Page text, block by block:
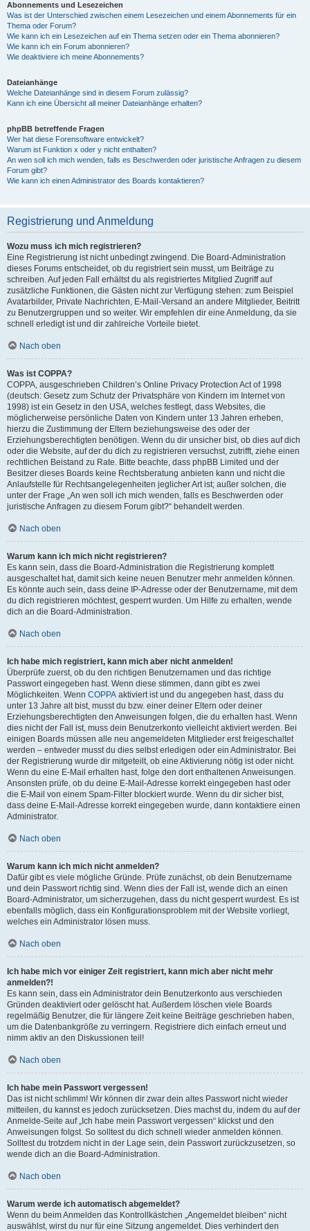
Abonnements und Lesezeichen
Was ist der Unterschied zwischen einem Lesezeichen und einem Abonnements für ein
Thema oder Forum?
Wie kann ich ein Lesezeichen auf ein Thema setzen oder ein Thema abonnieren?
Wie kann ich ein Forum abonnieren?
Wie deaktiviere ich meine Abonnements?
Dateianhänge
Welche Dateianhänge sind in diesem Forum zulässig?
Kann ich eine Übersicht all meiner Dateianhänge erhalten?
phpBB betreffende Fragen
Wer hat diese Forensoftware entwickelt?
Warum ist Funktion x oder y nicht enthalten?
An wen soll ich mich wenden, falls es Beschwerden oder juristische Anfragen zu diesem
Forum gibt?
Wie kann ich einen Administrator des Boards kontaktieren?
Registrierung und Anmeldung
Wozu muss ich mich registrieren?
Eine Registrierung ist nicht unbedingt zwingend. Die Board-Administration
dieses Forums entscheidet, ob du registriert sein musst, um Beiträge zu
schreiben. Auf jeden Fall erhältst du als registriertes Mitglied Zugriff auf
zusätzliche Funktionen, die Gästen nicht zur Verfügung stehen: zum Beispiel
Avatarbilder, Private Nachrichten, E-Mail-Versand an andere Mitglieder, Beitritt
zu Benutzergruppen und so weiter. Wir empfehlen dir eine Anmeldung, da sie
schnell erledigt ist und dir zahlreiche Vorteile bietet.
Nach oben
Was ist COPPA?
COPPA, ausgeschrieben Children’s Online Privacy Protection Act of 1998
(deutsch: Gesetz zum Schutz der Privatsphäre von Kindern im Internet von
1998) ist ein Gesetz in den USA, welches festlegt, dass Websites, die
möglicherweise persönliche Daten von Kindern unter 13 Jahren erheben,
hierzu die Zustimmung der Eltern beziehungsweise des oder der
Erziehungsberechtigten benötigen. Wenn du dir unsicher bist, ob dies auf dich
oder die Website, auf der du dich zu registrieren versuchst, zutrifft, ziehe einen
rechtlichen Beistand zu Rate. Bitte beachte, dass phpBB Limited und der
Besitzer dieses Boards keine Rechtsberatung anbieten kann und nicht die
Anlaufstelle für Rechtsangelegenheiten jeglicher Art ist; außer solchen, die
unter der Frage „An wen soll ich mich wenden, falls es Beschwerden oder
juristische Anfragen zu diesem Forum gibt?“ behandelt werden.
Nach oben
Warum kann ich mich nicht registrieren?
Es kann sein, dass die Board-Administration die Registrierung komplett
ausgeschaltet hat, damit sich keine neuen Benutzer mehr anmelden können.
Es könnte auch sein, dass deine IP-Adresse oder der Benutzername, mit dem
du dich registrieren möchtest, gesperrt wurden. Um Hilfe zu erhalten, wende
dich an die Board-Administration.
Nach oben
Ich habe mich registriert, kann mich aber nicht anmelden!
Überprüfe zuerst, ob du den richtigen Benutzernamen und das richtige
Passwort eingegeben hast. Wenn diese stimmen, dann gibt es zwei
Möglichkeiten. Wenn COPPA aktiviert ist und du angegeben hast, dass du
unter 13 Jahre alt bist, musst du bzw. einer deiner Eltern oder deiner
Erziehungsberechtigten den Anweisungen folgen, die du erhalten hast. Wenn
dies nicht der Fall ist, muss dein Benutzerkonto vielleicht aktiviert werden. Bei
einigen Boards müssen alle neu angemeldeten Mitglieder erst freigeschaltet
werden – entweder musst du dies selbst erledigen oder ein Administrator. Bei
der Registrierung wurde dir mitgeteilt, ob eine Aktivierung nötig ist oder nicht.
Wenn du eine E-Mail erhalten hast, folge den dort enthaltenen Anweisungen.
Ansonsten prüfe, ob du deine E-Mail-Adresse korrekt eingegeben hast oder
die E-Mail von einem Spam-Filter blockiert wurde. Wenn du dir sicher bist,
dass deine E-Mail-Adresse korrekt eingegeben wurde, dann kontaktiere einen
Administrator.
Nach oben
Warum kann ich mich nicht anmelden?
Dafür gibt es viele mögliche Gründe. Prüfe zunächst, ob dein Benutzername
und dein Passwort richtig sind. Wenn dies der Fall ist, wende dich an einen
Board-Administrator, um sicherzugehen, dass du nicht gesperrt wurdest. Es ist
ebenfalls möglich, dass ein Konfigurationsproblem mit der Website vorliegt,
welches ein Administrator lösen muss.
Nach oben
Ich habe mich vor einiger Zeit registriert, kann mich aber nicht mehr
anmelden?!
Es kann sein, dass ein Administrator dein Benutzerkonto aus verschieden
Gründen deaktiviert oder gelöscht hat. Außerdem löschen viele Boards
regelmäßig Benutzer, die für längere Zeit keine Beiträge geschrieben haben,
um die Datenbankgröße zu verringern. Registriere dich einfach erneut und
nimm aktiv an den Diskussionen teil!
Nach oben
Ich habe mein Passwort vergessen!
Das ist nicht schlimm! Wir können dir zwar dein altes Passwort nicht wieder
mitteilen, du kannst es jedoch zurücksetzen. Dies machst du, indem du auf der
Anmelde-Seite auf „Ich habe mein Passwort vergessen“ klickst und den
Anweisungen folgst. So solltest du dich schnell wieder anmelden können.
Solltest du trotzdem nicht in der Lage sein, dein Passwort zurückzusetzen, so
wende dich an die Board-Administration.
Nach oben
Warum werde ich automatisch abgemeldet?
Wenn du beim Anmelden das Kontrollkästchen „Angemeldet bleiben“ nicht
auswählst, wirst du nur für eine Sitzung angemeldet. Dies verhindert den